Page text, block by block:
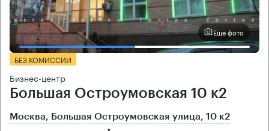
Еще фото
БЕЗ КОМИССИИ
Бизнес-центр
Большая Остроумовская 10 к2
Москва, Большая Остроумовская улица, 10 к2